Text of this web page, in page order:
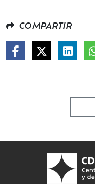
COMPARTIR